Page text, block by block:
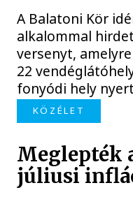
A Balatoni Kör
alkalommal
versenyt,
22
fonyódi hely
KÖZÉLET
Meglepték
júliusi